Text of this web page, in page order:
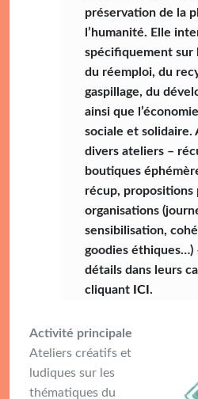
préservation de la
l’humanité. Elle
spécifiquement sur
du réemploi, du
gaspillage, du
ainsi que
sociale et solidaire.
divers ateliers –
boutiques
récup, propositions
organisations
sensibilisation,
goodies éthiques…)
détails dans leurs
cliquant ICI .
Activité principale
Ateliers créatifs et
ludiques sur les
thématiques du